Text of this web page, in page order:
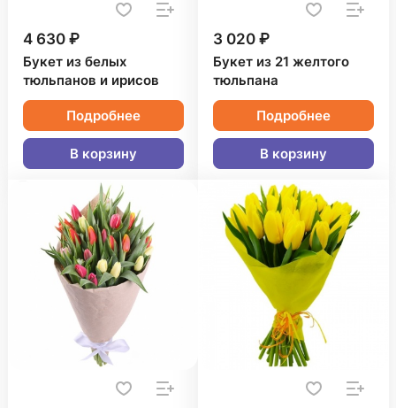
4 630 ₽
Букет из белых
тюльпанов и ирисов
Подробнее
В корзину
3 020 ₽
Букет из 21 желтого
тюльпана
Подробнее
В корзину